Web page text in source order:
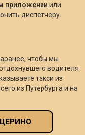
приложении или
диспетчеру.
чтобы мы
водителя
такси из
из Путербурга и на